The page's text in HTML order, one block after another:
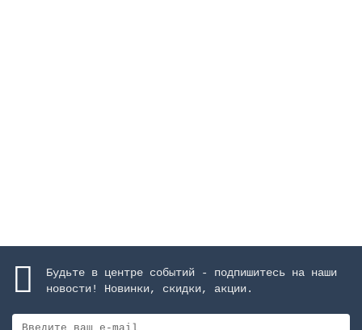
Будьте в центре событий - подпишитесь на наши
новости! Новинки, скидки, акции.